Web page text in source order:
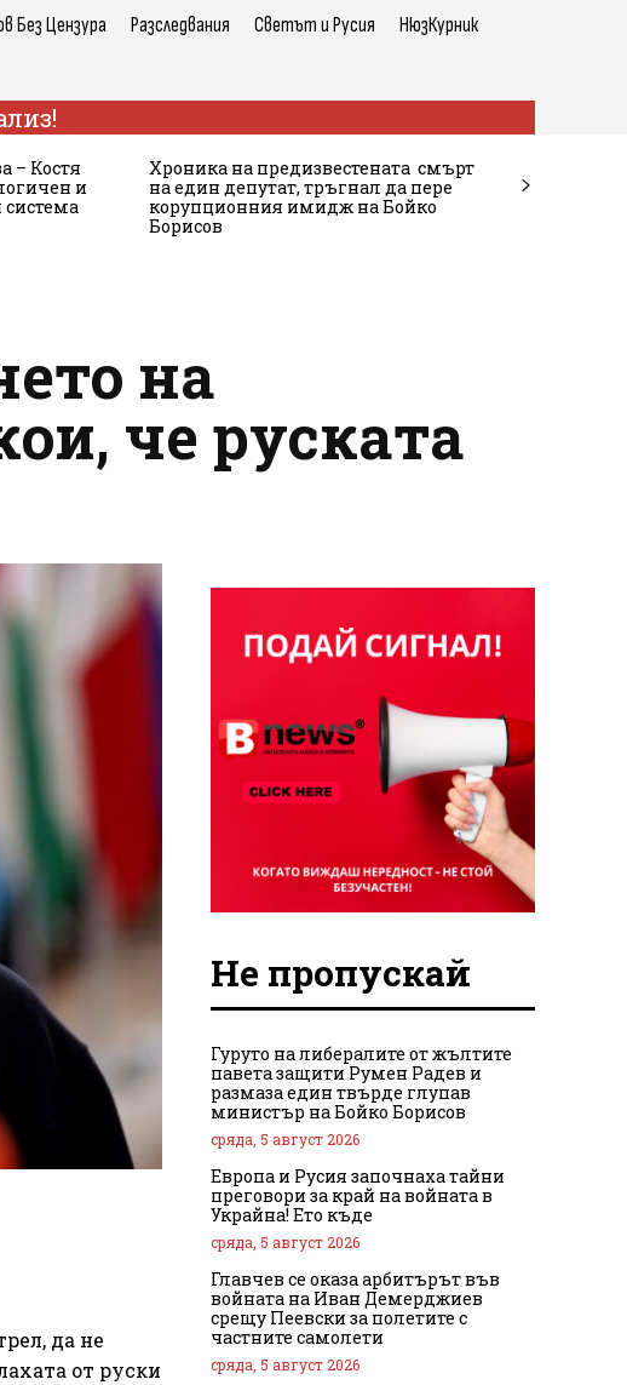
Без Цензура Разследвания Светът и Русия НюзКурник
– Костя
и
система
Хроника на предизвестената смърт
на един депутат, тръгнал да пере
корупционния имидж на Бойко
Борисов
на
че руската
да не
от руски
Не пропускай
Гуруто на либералите от жълтите
павета защити Румен Радев и
размаза един твърде глупав
министър на Бойко Борисов
сряда, 5 август 2026
Европа и Русия започнаха тайни
преговори за край на войната в
Украйна! Ето къде
сряда, 5 август 2026
Главчев се оказа арбитърът във
войната на Иван Демерджиев
срещу Пеевски за полетите с
частните самолети
сряда, 5 август 2026